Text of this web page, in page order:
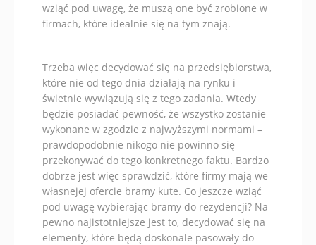
wziąć pod uwagę, że muszą one być zrobione w
firmach, które idealnie się na tym znają.
Trzeba więc decydować się na przedsiębiorstwa,
które nie od tego dnia działają na rynku i
świetnie wywiązują się z tego zadania. Wtedy
będzie posiadać pewność, że wszystko zostanie
wykonane w zgodzie z najwyższymi normami –
prawdopodobnie nikogo nie powinno się
przekonywać do tego konkretnego faktu. Bardzo
dobrze jest więc sprawdzić, które firmy mają we
własnejej ofercie bramy kute. Co jeszcze wziąć
pod uwagę wybierając bramy do rezydencji? Na
pewno najistotniejsze jest to, decydować się na
elementy, które będą doskonale pasowały do